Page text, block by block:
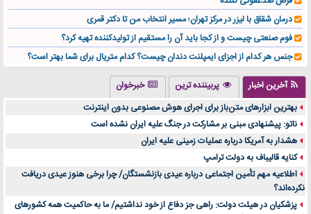
درمان شقاق با لیزر در مرکز تهران؛ مسیر انتخاب من تا دکتر قمری
فوم صنعتی چیست و از کجا باید آن را مستقیم از تولیدکننده تهیه کرد؟
جنس هر کدام از اجزای ایمپلنت دندان چیست؟ کدام متریال برای شما بهتر است؟
تولید لیوان کاغذی یک کسب‌ و کار پر سود و رو‌ به‌ رشد در بازار ایران
درد زانو بعد از تمرین با تردمیل؟ شاید مشکل از این انتخاب باشد
آینده موسیقی هم‌اکنون در اینجاست
بهترین راه تبلیغات کلینیک زیبایی و افزایش مشتری کدام است؟
مقایسه قالب آسترا با وودمارت و فلت‌سام (فارسی)
خرید سمعک کارکرده یا دست دوم | نکات مهم قبل از تصمیم‌گیری
خرید و فروش قطعات سرور دست دوم در ماهان شبکه ایرانیان
اهمیت انتخاب بهترین وکیل در سعادت آباد برای پرونده‌های حساس و کلان
آخرین اخبار پربیننده ترین
خبرخوان
بهترین ابزارهای متن‌باز برای اجرای هوش مصنوعی بدون اینترنت
ناتو: پیشنهادی مبنی بر مشارکت در جنگ علیه ایران نشده است
هشدار به آمریکا درباره عملیات زمینی علیه ایران
کنایه قالیباف به دولت ترامپ
اطلاعیه مهم تأمین اجتماعی درباره عیدی بازنشستگان/ چرا برخی هنوز عیدی دریافت
نکرده‌اند؟
پزشکیان در هیئت دولت: راهی جز دفاع از خود نداشتیم/ ما به حاکمیت همه کشورهای